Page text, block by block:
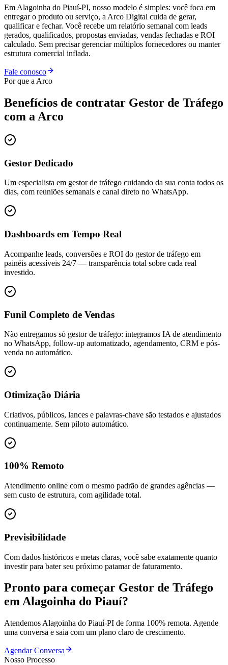
Em Alagoinha do Piauí-PI, nosso modelo é simples: você foca em
entregar o produto ou serviço, a Arco Digital cuida de gerar,
qualificar e fechar. Você recebe um relatório semanal com leads
gerados, qualificados, propostas enviadas, vendas fechadas e ROI
calculado. Sem precisar gerenciar múltiplos fornecedores ou manter
estrutura comercial inflada.
Fale conosco
Por que a Arco
Benefícios de contratar Gestor de Tráfego
com a Arco
Gestor Dedicado
Um especialista em gestor de tráfego cuidando da sua conta todos os
dias, com reuniões semanais e canal direto no WhatsApp.
Dashboards em Tempo Real
Acompanhe leads, conversões e ROI do gestor de tráfego em
painéis acessíveis 24/7 — transparência total sobre cada real
investido.
Funil Completo de Vendas
Não entregamos só gestor de tráfego: integramos IA de atendimento
no WhatsApp, follow-up automatizado, agendamento, CRM e pós-
venda no automático.
Otimização Diária
Criativos, públicos, lances e palavras-chave são testados e ajustados
continuamente. Sem piloto automático.
100% Remoto
Atendimento online com o mesmo padrão de grandes agências —
sem custo de estrutura, com agilidade total.
Previsibilidade
Com dados históricos e metas claras, você sabe exatamente quanto
investir para bater seu próximo patamar de faturamento.
Pronto para começar Gestor de Tráfego
emAlagoinha do Piauí?
Atendemos Alagoinha do Piauí-PI de forma 100% remota. Agende
uma conversa e saia com um plano claro de crescimento.
Agendar Conversa
Nosso Processo